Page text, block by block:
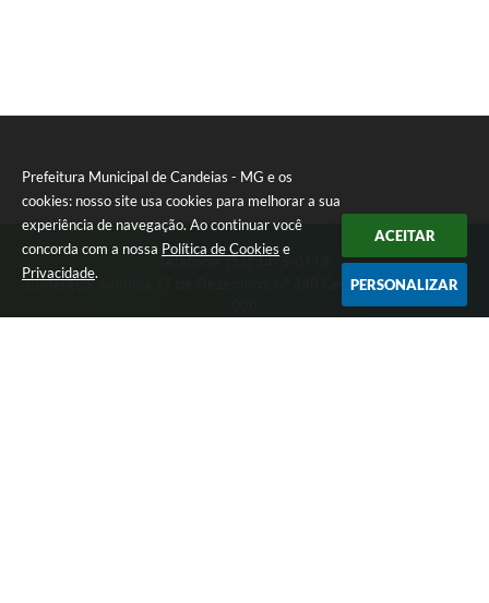
Prefeitura Municipal de Candeias - MG e os
cookies: nosso site usa cookies para melhorar a sua
experiência de navegação. Ao continuar você
concorda com a nossa Política de Cookies e
Privacidade.
ACEITAR
PERSONALIZAR
Telefone: (35) 3475-0119
Endereço: Avenida 17 de Dezembro, nº 240 Centro | CEP: 37280-